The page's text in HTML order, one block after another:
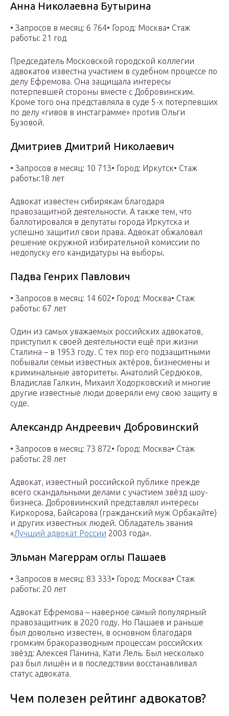
Анна Николаевна Бутырина
• Запросов в месяц: 6 764• Город: Москва• Стаж
работы: 21 год
Председатель Московской городской коллегии
адвокатов известна участием в судебном процессе по
делу Ефремова. Она защищала интересы
потерпевшей стороны вместе с Добровинским.
Кроме того она представляла в суде 5-х потерпевших
по делу «гивов в инстаграмме» против Ольги
Бузовой.
Дмитриев Дмитрий Николаевич
• Запросов в месяц: 10 713• Город: Иркутск• Стаж
работы:18 лет
Адвокат известен сибирякам благодаря
правозащитной деятельности. А также тем, что
баллотировался в депутаты города Иркутска и
успешно защитил свои права. Адвокат обжаловал
решение окружной избирательной комиссии по
недопуску его кандидатуры на выборы.
Падва Генрих Павлович
• Запросов в месяц: 14 602• Город: Москва• Стаж
работы: 67 лет
Один из самых уважаемых российских адвокатов,
приступил к своей деятельности ещё при жизни
Сталина – в 1953 году. С тех пор его подзащитными
побывали семьи известных актёров, бизнесмены и
криминальные авторитеты. Анатолий Сердюков,
Владислав Галкин, Михаил Ходорковский и многие
другие известные люди доверяли ему свою защиту в
суде.
Александр Андреевич Добровинский
• Запросов в месяц: 73 872• Город: Москва• Стаж
работы: 28 лет
Адвокат, известный российской публике прежде
всего скандальными делами с участием звёзд шоу-
бизнеса. Добровиинский представлял интересы
Киркорова, Байсарова (гражданский муж Орбакайте)
и других известных людей. Обладатель звания
«Лучший адвокат России 2003 года».
Эльман Магеррам оглы Пашаев
• Запросов в месяц: 83 333• Город: Москва• Стаж
работы: 20 лет
Адвокат Ефремова – наверное самый популярный
правозащитник в 2020 году. Но Пашаев и раньше
был довольно известен, в основном благодаря
громким бракоразводным процессам российских
звёзд: Алексея Панина, Кати Лель. Был несколько
раз был лишён и в последствии восстанавливал
статус адвоката.
Чем полезен рейтинг адвокатов?